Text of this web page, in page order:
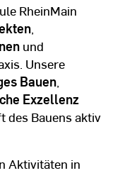
RheinMain
und
Unsere
Bauen
Exzellenz
des Bauens aktiv
Aktivitäten in